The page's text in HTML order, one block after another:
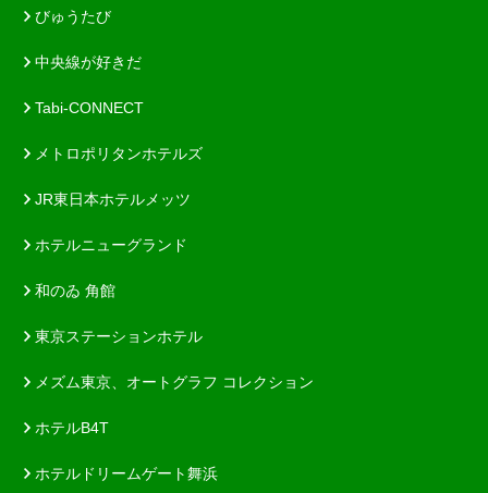
びゅうたび
中央線が好きだ
Tabi-CONNECT
メトロポリタンホテルズ
JR東日本ホテルメッツ
ホテルニューグランド
和のゐ 角館
東京ステーションホテル
メズム東京、オートグラフ コレクション
ホテルB4T
ホテルドリームゲート舞浜